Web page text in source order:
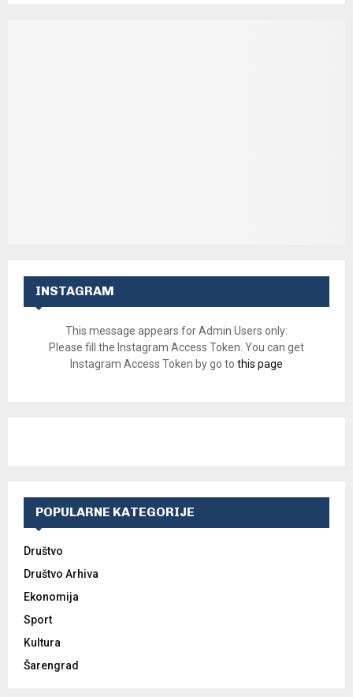
INSTAGRAM
This message appears for Admin Users only:
Please fill the Instagram Access Token. You can get
Instagram Access Token by go to this page
POPULARNE KATEGORIJE
Društvo
Društvo Arhiva
Ekonomija
Sport
Kultura
Šarengrad